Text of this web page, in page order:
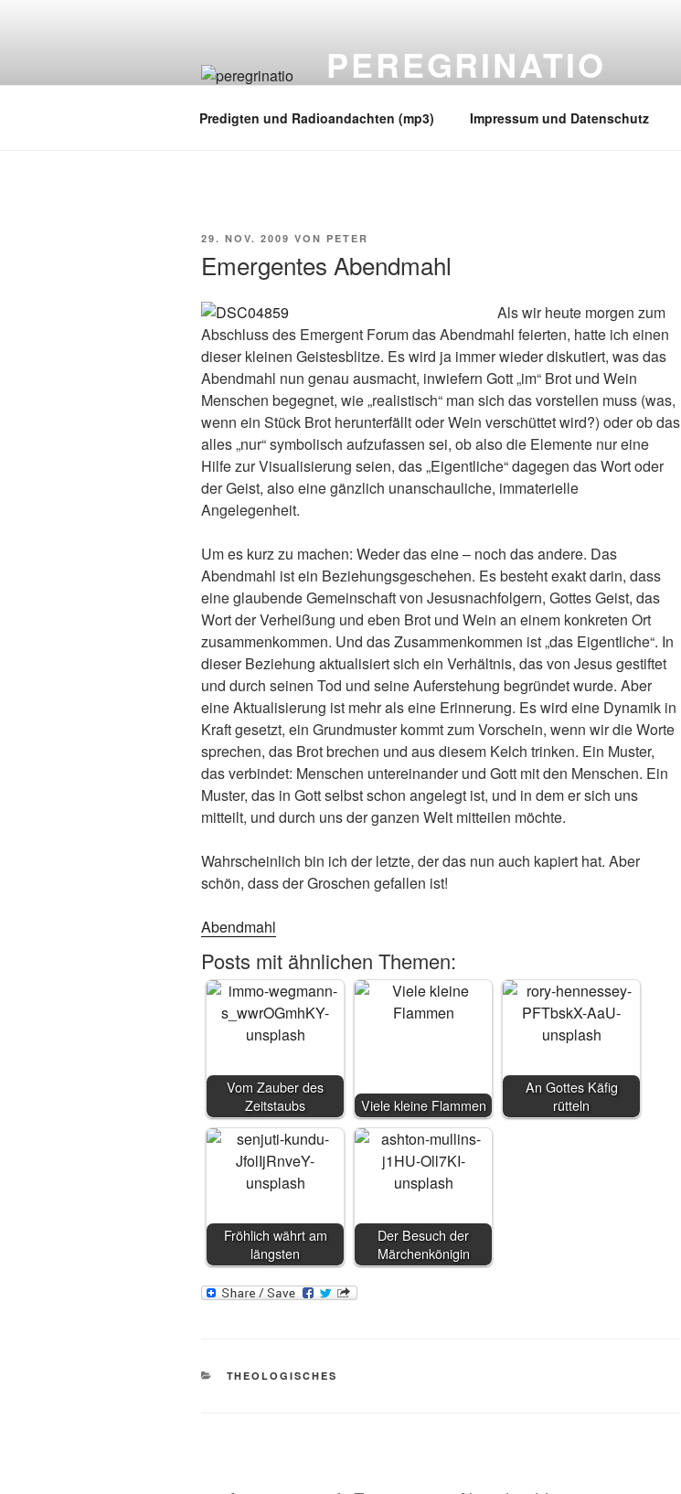
PEREGRINATIO
Predigten und Radioandachten (mp3) Impressum und Datenschutz
VERÖFFENTLICHT
29. NOV. 2009 VON PETER
Emergentes Abendmahl
Als wir heute morgen zum
Abschluss des Emergent Forum das Abendmahl feierten, hatte ich einen
dieser kleinen Geistesblitze. Es wird ja immer wieder diskutiert, was das
Abendmahl nun genau ausmacht, inwiefern Gott „im“ Brot und Wein
Menschen begegnet, wie „realistisch“ man sich das vorstellen muss (was,
wenn ein Stück Brot herunterfällt oder Wein verschüttet wird?) oder ob das
alles „nur“ symbolisch aufzufassen sei, ob also die Elemente nur eine
Hilfe zur Visualisierung seien, das „Eigentliche“ dagegen das Wort oder
der Geist, also eine gänzlich unanschauliche, immaterielle
Angelegenheit.
Um es kurz zu machen: Weder das eine – noch das andere. Das
Abendmahl ist ein Beziehungsgeschehen. Es besteht exakt darin, dass
eine glaubende Gemeinschaft von Jesusnachfolgern, Gottes Geist, das
Wort der Verheißung und eben Brot und Wein an einem konkreten Ort
zusammenkommen. Und das Zusammenkommen ist „das Eigentliche“. In
dieser Beziehung aktualisiert sich ein Verhältnis, das von Jesus gestiftet
und durch seinen Tod und seine Auferstehung begründet wurde. Aber
eine Aktualisierung ist mehr als eine Erinnerung. Es wird eine Dynamik in
Kraft gesetzt, ein Grundmuster kommt zum Vorschein, wenn wir die Worte
sprechen, das Brot brechen und aus diesem Kelch trinken. Ein Muster,
das verbindet: Menschen untereinander und Gott mit den Menschen. Ein
Muster, das in Gott selbst schon angelegt ist, und in dem er sich uns
mitteilt, und durch uns der ganzen Welt mitteilen möchte.
Wahrscheinlich bin ich der letzte, der das nun auch kapiert hat. Aber
schön, dass der Groschen gefallen ist!
Abendmahl
Posts mit ähnlichen Themen:
Vom Zauber des
Zeitstaubs
Viele kleine Flammen
An Gottes Käfig
rütteln
Fröhlich währt am
längsten
Der Besuch der
Märchenkönigin
KATEGORIEN
THEOLOGISCHES